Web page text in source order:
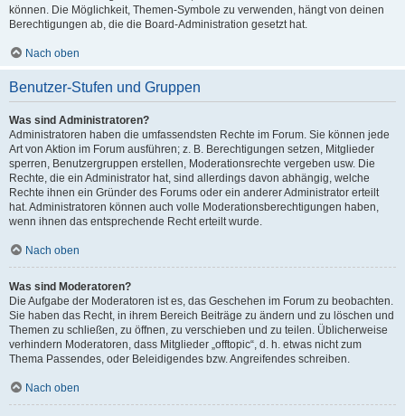
können. Die Möglichkeit, Themen-Symbole zu verwenden, hängt von deinen
Berechtigungen ab, die die Board-Administration gesetzt hat.
Nach oben
Benutzer-Stufen und Gruppen
Was sind Administratoren?
Administratoren haben die umfassendsten Rechte im Forum. Sie können jede
Art von Aktion im Forum ausführen; z. B. Berechtigungen setzen, Mitglieder
sperren, Benutzergruppen erstellen, Moderationsrechte vergeben usw. Die
Rechte, die ein Administrator hat, sind allerdings davon abhängig, welche
Rechte ihnen ein Gründer des Forums oder ein anderer Administrator erteilt
hat. Administratoren können auch volle Moderationsberechtigungen haben,
wenn ihnen das entsprechende Recht erteilt wurde.
Nach oben
Was sind Moderatoren?
Die Aufgabe der Moderatoren ist es, das Geschehen im Forum zu beobachten.
Sie haben das Recht, in ihrem Bereich Beiträge zu ändern und zu löschen und
Themen zu schließen, zu öffnen, zu verschieben und zu teilen. Üblicherweise
verhindern Moderatoren, dass Mitglieder „offtopic“, d. h. etwas nicht zum
Thema Passendes, oder Beleidigendes bzw. Angreifendes schreiben.
Nach oben